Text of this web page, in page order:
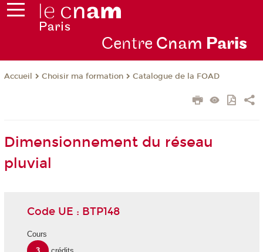
Centre Cnam Paris
Accueil Choisir ma formation Catalogue de la FOAD
Dimensionnement du réseau
pluvial
Code UE : BTP148
Cours